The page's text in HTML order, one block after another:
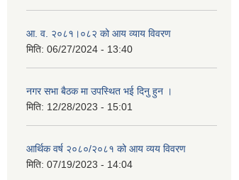
आ. व. २०८१।०८२ को आय व्याय विवरण
मिति: 06/27/2024 - 13:40
नगर सभा बैठक मा उपस्थित भई दिनु हुन ।
मिति: 12/28/2023 - 15:01
आर्थिक वर्ष २०८०/२०८१ को आय व्यय विवरण
मिति: 07/19/2023 - 14:04